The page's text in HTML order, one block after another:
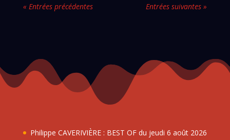
« Entrées précédentes Entrées suivantes »
Philippe CAVERIVIÈRE : BEST OF du jeudi 6 août 2026